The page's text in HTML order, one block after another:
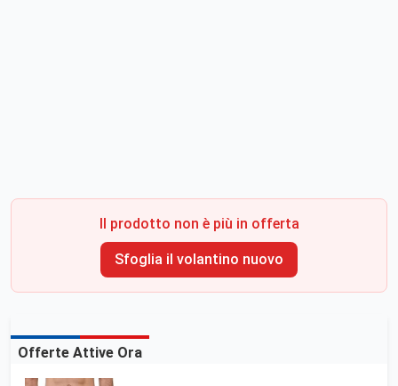
Il prodotto non è più in offerta
Sfoglia il volantino nuovo
Offerte Attive Ora